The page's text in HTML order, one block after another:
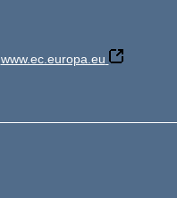
www.ec.europa.eu